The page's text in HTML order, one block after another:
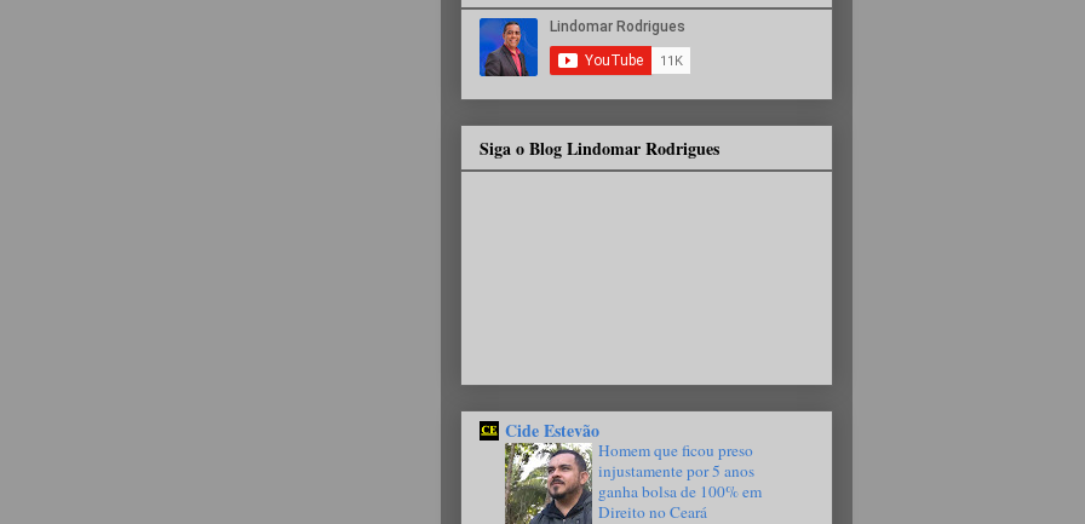
Siga o Blog Lindomar Rodrigues
Cide Estevão
Homem que ficou preso
injustamente por 5 anos
ganha bolsa de 100% em
Direito no Ceará